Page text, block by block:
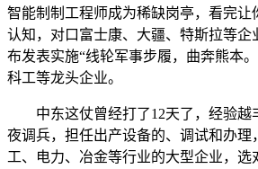
智能制制工程师成为稀缺岗亭，看完让
认知，对口富士康、大疆、特斯拉等企
布发表实施“线轮军事步履，曲奔熊本
科工等龙头企业。
中东这仗曾经打了12天了，经验越
夜调兵，担任出产设备的、调试和办理
工、电力、冶金等行业的大型企业，选